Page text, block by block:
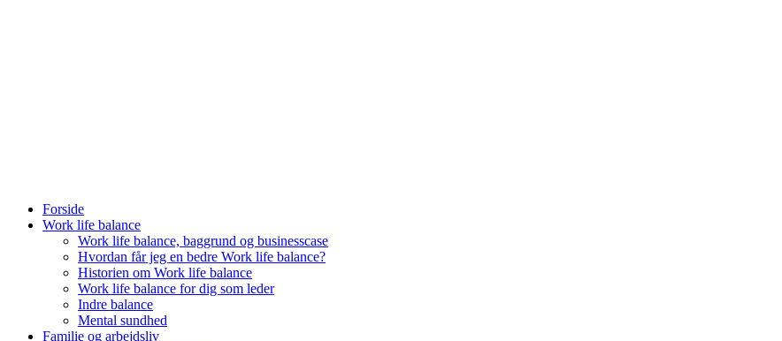
Forside
Work life balance
Work life balance, baggrund og businesscase
Hvordan får jeg en bedre Work life balance?
Historien om Work life balance
Work life balance for dig som leder
Indre balance
Mental sundhed
Familie og arbejdsliv